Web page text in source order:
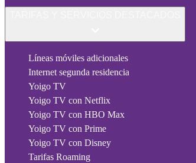
Líneas móviles adicionales
Internet segunda residencia
Yoigo TV
Yoigo TV con Netflix
Yoigo TV con HBO Max
Yoigo TV con Prime
Yoigo TV con Disney
Tarifas Roaming